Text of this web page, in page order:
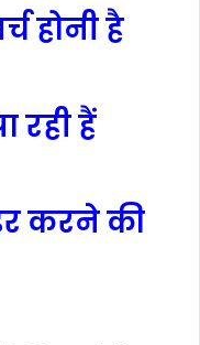
होनी है
रही हैं
करने की